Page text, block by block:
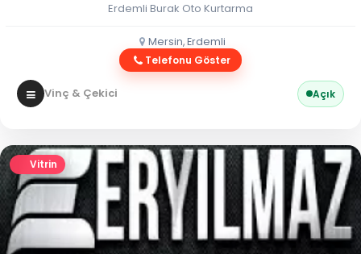
Erdemli Burak Oto Kurtarma
Mersin, Erdemli
Telefonu Göster
Vinç & Çekici Açık
Vitrin